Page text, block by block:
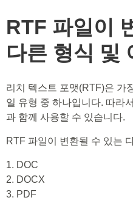
RTF 파일이
다른 형식 및
리치 텍스트 포맷(RTF)은 가
일 유형 중 하나입니다. 따라
과 함께 사용할 수 있습니다.
RTF 파일이 변환될 수 있는
1. DOC
2. DOCX
3. PDF